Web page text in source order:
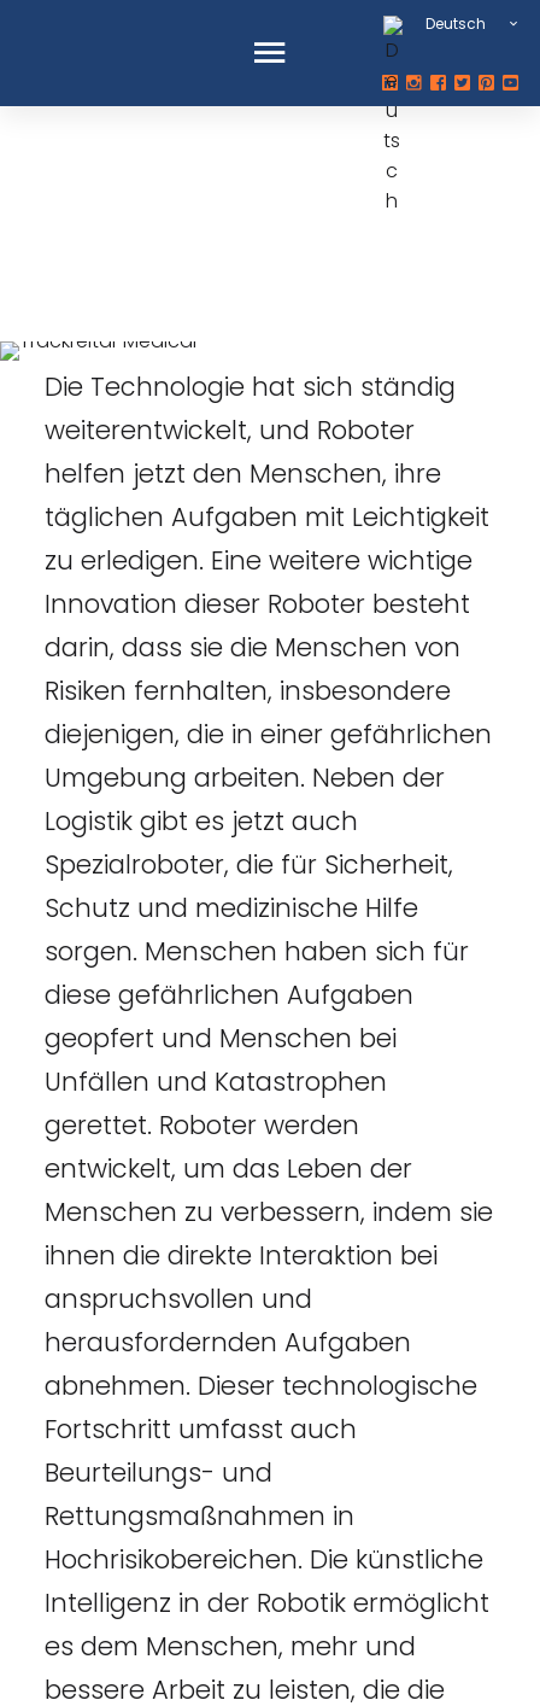
Deutsch
TrackReitar
Medical: Ein
Die Technologie hat sich ständig
weiterentwickelt, und Roboter
helfen jetzt den Menschen, ihre
täglichen Aufgaben mit Leichtigkeit
zu erledigen. Eine weitere wichtige
Innovation dieser Roboter besteht
darin, dass sie die Menschen von
Risiken fernhalten, insbesondere
diejenigen, die in einer gefährlichen
Umgebung arbeiten. Neben der
Logistik gibt es jetzt auch
Spezialroboter, die für Sicherheit,
Schutz und medizinische Hilfe
sorgen. Menschen haben sich für
diese gefährlichen Aufgaben
geopfert und Menschen bei
Unfällen und Katastrophen
gerettet. Roboter werden
entwickelt, um das Leben der
Menschen zu verbessern, indem sie
ihnen die direkte Interaktion bei
anspruchsvollen und
herausfordernden Aufgaben
abnehmen. Dieser technologische
Fortschritt umfasst auch
Beurteilungs- und
Rettungsmaßnahmen in
Hochrisikobereichen. Die künstliche
Intelligenz in der Robotik ermöglicht
es dem Menschen, mehr und
bessere Arbeit zu leisten, die die